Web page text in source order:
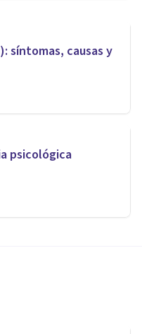
síntomas, causas y
psicológica